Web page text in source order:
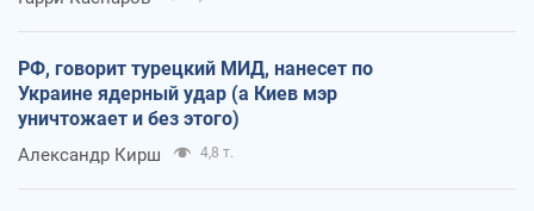
РФ, говорит турецкий МИД, нанесет по
Украине ядерный удар (а Киев мэр
уничтожает и без этого)
Александр Кирш 4,8 т.